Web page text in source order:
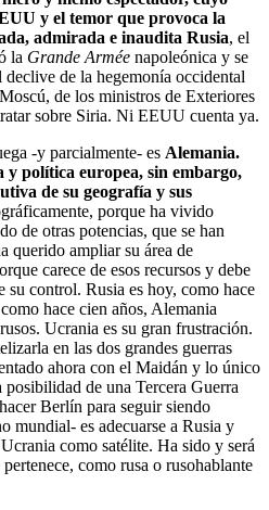
y el temor que provoca la
admirada e inaudita Rusia, el
la Grande Armée napoleónica y se
de la hegemonía occidental
de los ministros de Exteriores
sobre Siria. Ni EEUU cuenta ya.
-y parcialmente- es Alemania.
y política europea, sin embargo,
de su geografía y sus
porque ha vivido
de otras potencias, que se han
querido ampliar su área de
carece de esos recursos y debe
su control. Rusia es hoy, como hace
hace cien años, Alemania
Ucrania es su gran frustración.
en las dos grandes guerras
ahora con el Maidán y lo único
de una Tercera Guerra
Berlín para seguir siendo
mundial- es adecuarse a Rusia y
como satélite. Ha sido y será
como rusa o rusohablante